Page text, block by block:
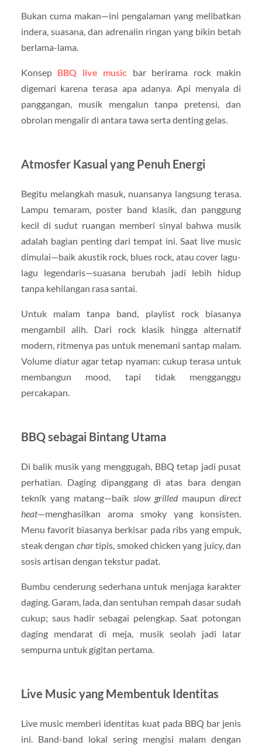
Bukan cuma makan—ini pengalaman yang melibatkan
indera, suasana, dan adrenalin ringan yang bikin betah
berlama-lama.
Konsep BBQ live music bar berirama rock makin
digemari karena terasa apa adanya. Api menyala di
panggangan, musik mengalun tanpa pretensi, dan
obrolan mengalir di antara tawa serta denting gelas.
Atmosfer Kasual yang Penuh Energi
Begitu melangkah masuk, nuansanya langsung terasa.
Lampu temaram, poster band klasik, dan panggung
kecil di sudut ruangan memberi sinyal bahwa musik
adalah bagian penting dari tempat ini. Saat live music
dimulai—baik akustik rock, blues rock, atau cover lagu-
lagu legendaris—suasana berubah jadi lebih hidup
tanpa kehilangan rasa santai.
Untuk malam tanpa band, playlist rock biasanya
mengambil alih. Dari rock klasik hingga alternatif
modern, ritmenya pas untuk menemani santap malam.
Volume diatur agar tetap nyaman: cukup terasa untuk
membangun mood, tapi tidak mengganggu
percakapan.
BBQ sebagai Bintang Utama
Di balik musik yang menggugah, BBQ tetap jadi pusat
perhatian. Daging dipanggang di atas bara dengan
teknik yang matang—baik slow grilledmaupundirect
heat—menghasilkan aroma smoky yang konsisten.
Menu favorit biasanya berkisar pada ribs yang empuk,
steak dengan chartipis, smoked chicken yang juicy, dan
sosis artisan dengan tekstur padat.
Bumbu cenderung sederhana untuk menjaga karakter
daging. Garam, lada, dan sentuhan rempah dasar sudah
cukup; saus hadir sebagai pelengkap. Saat potongan
daging mendarat di meja, musik seolah jadi latar
sempurna untuk gigitan pertama.
Live Music yang Membentuk Identitas
Live music memberi identitas kuat pada BBQ bar jenis
ini. Band-band lokal sering mengisi malam dengan